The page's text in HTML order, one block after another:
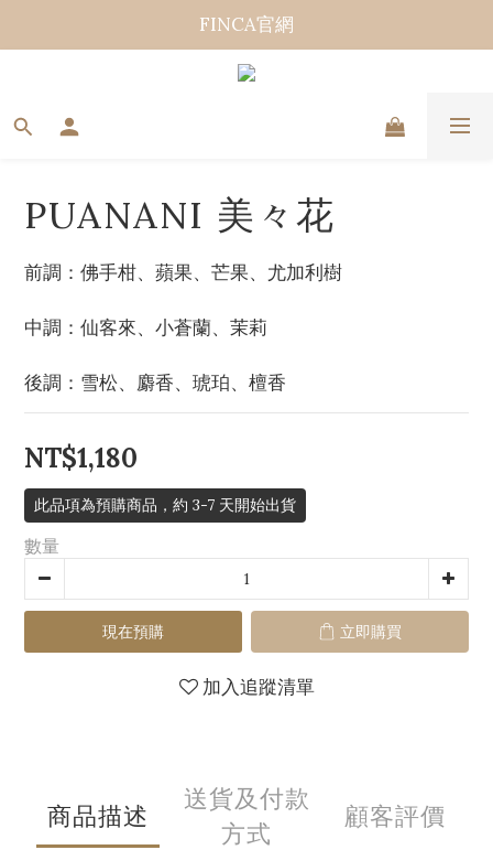
FINCA官網
PUANANI 美々花
前調：佛手柑、蘋果、芒果、尤加利樹
中調：仙客來、小蒼蘭、茉莉
後調：雪松、麝香、琥珀、檀香
NT$1,180
此品項為預購商品，約 3-7 天開始出貨
數量
現在預購 立即購買
加入追蹤清單
商品描述
送貨及付款
方式
顧客評價